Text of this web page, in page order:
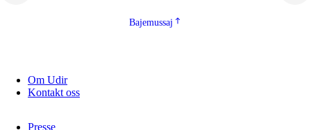
Bajemussaj
Om Udir
Kontakt oss
Presse